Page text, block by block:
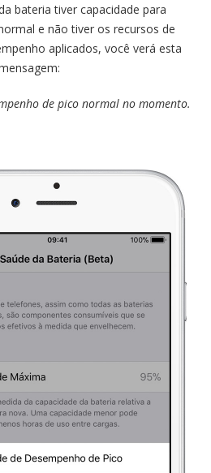
bateria tiver capacidade para
e não tiver os recursos de
aplicados, você verá esta
de pico normal no momento.